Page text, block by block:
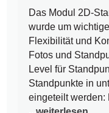
Das Modul 2D-
wurde um
Flexibilität und
Fotos und
Level für
Standpunkte in
eingeteilt werden: